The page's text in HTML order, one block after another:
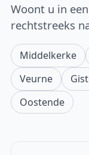
Woont u in
rechtstreeks
Middelkerke
Veurne
Oostende